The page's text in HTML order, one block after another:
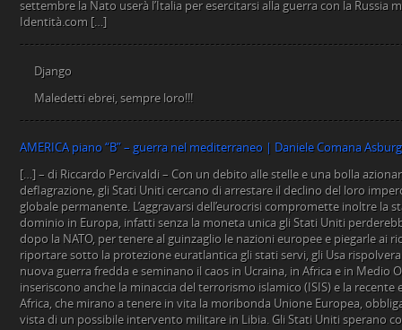
Django
Maledetti ebrei, sempre loro!!!
AMERICA piano “B” – guerra nel mediterraneo | Daniele Comana
[…] – di Riccardo Percivaldi – Con un debito alle stelle e una bolla azionaria in imminente fase di deflagrazione, gli Stati Uniti cercano di arrestare il declino del loro impero alimentando una guerra globale permanente. L’aggravarsi dell’eurocrisi compromette inoltre la stabilità del loro sistema di dominio in Europa, infatti senza la moneta unica gli Stati Uniti perderebbero lo strumento principale, dopo la NATO, per tenere al guinzaglio le nazioni europee e piegarle ai ricatti di Washington. Per riportare sotto la protezione euratlantica gli stati servi, gli Usa rispolverano quindi il fantasma di una nuova guerra fredda e seminano il caos in Ucraina, in Africa e in Medio Oriente. In questo contesto si inseriscono anche la minaccia del terrorismo islamico (ISIS) e la recente emergenza sbarchi dal Nord Africa, che mirano a tenere in vita la moribonda Unione Europea, obbligando i governi a cooperare in vista di un possibile intervento militare in Libia. Gli Stati Uniti sperano così di rinserrare i ranghi dell’alleanza atlantica, presupposto indispensabile per uno scontro decisivo contro la Russia. *** Nonostante i recenti accordi tra il governo ellenico e la Troika, tutti sanno che la Grecia è già fuori dall’euro. Da almeno un anno i grandi istituti bancari preparano piani di fuga dall’eurozona da utilizzare nei casi di emergenza, con analisi ben dettagliate che valutano tutti gli scenari possibili. Il referendum indetto dal governo di Atene per chiedere ai greci di decidere sul futuro della moneta unica, assume così il sapore di una beffa, utile soltanto a far ricadere sul popolo la responsabilità di una decisione scontata e inevitabile. Di una cosa possiamo esser certi: indipendentemente dalla dipartita greca, l’usurocrazia euratlantica di Bruxelles non si farà cogliere impreparata. Gli americani, che grazie alla trappola dell’euro sono riusciti a imbrigliare a livello politico ed economico le nazioni del vecchio continente, sottraendo sovranità agli stati e rendendo de facto l’Europa una semplice zona di libero scambio funzionante grazie a meccanismi decisionali tecnocratici e intergovernativi, non permetteranno mai che l’implosione dell’Eurozona faccia crollare di colpo il castello di carta su cui si basa il loro sistema coloniale di sfruttamento e di dominio. Uno dei pilastri dell’impero americano è infatti la sudditanza economica dei paesi dominati, ottenuta mandandoli sull’orlo della bancarotta per mezzo dell’eccessivo indebitamento. È la politica della Shock economy, applicata per trent’anni ai paesi di mezzo mondo, ed introdotta anche in Europa sull’ondata neoliberista che ha portato, grazie alla complicità delle élites integrate nella finanza transnazionale e nei gangli del sistema imperialistico pilotato dagli Stati Uniti, all’adozione prima dello SME e poi dell’euro, che nei fatti traducono a livello intra-europeo lo stesso squilibrio sistemico tra centro e periferia sussistente tra le economie avanzate imperialiste e quelle dei paesi in via di sviluppo. Con questa trappola gli americani hanno potuto distruggere anche le economie produttive dei paesi avanzati, sfruttando gli squilibri all’interno dell’Eurozona per spaccare l’Europa in paesi in surplus e paesi in deficit, cosicché gli uni s’indebitassero e gli altri si accollassero i debiti dei paesi in difficoltà, rendendo entrambi vittime dei ricatti delle oligarchie capitalistiche di Londra e Wall Street. Qualora l’euro fosse soppiantato, non potendo più contare sulla schiavitù del debito e sulla dipendenza monetaria, agli Stati Uniti non rimarrebbe che un’unica soluzione per continuare ad esercitare il ruolo egemonico con cui si sono finora assicurati il predominio sul continente, ed impedire che un’Europa di nazioni di nuovo libere e sovrane si saldi alla Russia e passi ad una politica di cooperazione eurasiatica, vale a dire provocare una guerra in grande stile per costringere i governi a sottomettersi alla protezione della Nato e per tenere in vita l’Unione Europea che altrimenti senza l’euro perderebbe ogni ragion d’essere. Di conseguenza gli americani sguinzagliano i mercenari dell’ISIS e scaricano migliaia di clandestini sulle nostre coste: è la nuova strategia della tensione per portarci all’esasperazione e obbligarci ad agire secondo i loro desiderata, in coerenza con la linea politica usata a partire dal conflitto in Ucraina, le sanzioni anti-russe e gli sforzi per far approvare il TTIP, che mirano tutti a creare una linea di demarcazione tra est e ovest e tenere l’Europa in orbita angloamericana. *** Come abbiamo dimostrato in precedenza i sedicenti “profughi” non partono di loro spontanea volontà, ma vengono catturati e costretti con la forza ad imbarcarsi. Si dicono vittime di sistematiche retate da parte di presunti poliziotti libici in combutta con i trafficanti per essere mandati in Italia. A due inviati di Le Monde hanno confessato: «Le autorità ci accusano di voler partire per l’acqua, ma è falso. C’è chi viene preso in casa, negli appartamenti, altri sono presi per strada; come me, io sono stato preso per strada». «I veri traghettatori sono loro», spiega un compagno. «Dicono agli europei che ci hanno catturato in mare ma è falso! Ci stanno vendendo. Sono loro che gestiscono la prigione e organizzano le partenze per andare in Italia … Quando arrivate voi giornalisti, fanno finta, è organizzato». [1] La rivista Les Observateurs ha poi pubblicato un servizio in cui accusa “L’organisation internationale pour les migrations”, un ente intergovernativo legato alle Nazioni Unite, con a capo l’ambasciatore americano Willliam Lacy Swing, di essere la centrale operativa che intercetta gli africani sub-sahariani per spedirceli. [2] Da notare anche che gli sbarchi partono dalla Tripolitania, dove si è insediata la banda islamista di Alba Libica sostenuta dai Fratelli Musulmani e legata a Stati Uniti, Regno Unito, Qatar e Turchia da cui riceve i finanziamenti, che combatte sia il legittimo governo di al-Thani, che l’esercito di Haftar. [3] Il trucco però sembra funzionare e grazie al pretesto di combattere la pirateria scafista l’intervento militare forse si farà. In effetti è già tutto pronto e il 18 maggio scorso il piano è stato formalmente approvato dai rappresentanti di tutti i 28 paesi aderenti all’Unione Europea. «WikiLeaks rende pubblico il Documento nr. 1 dal titolo “Consigli del Comitato Militare sul Progetto CMC ossia Concetto di Gestione della Crisi per una possibile operazione PSDC per smantellare le reti di traffico di esseri umani nel sud del Mediterraneo centrale». «Il Piano classificato dell’UE, è stato approvato dai capi di difesa stati membri dell’Unione Europea, per un anno (almeno) prevede un’operazione militare contro le reti e le infrastrutture di trasporto dei rifugiati del Mediterraneo, tra cui la distruzione di barche ormeggiate e le operazioni all’interno dei confini territoriali della Libia. Il documento è significativo. Stabilisce l’obiettivo dei Capi della Difesa dell’UE: schierare la forza militare contro le infrastrutture civili in Libia per fermare i flussi di rifugiati. Dati i precedenti attacchi sulla Libia da parte di diversi membri europei della NATO e le riserve accertate di petrolio della Libia, il piano può portare ad ulteriore coinvolgimento militare in Libia. Formalmente, il documento è stato approvato dal Consiglio militare del Comitato Militare dell’Unione Europea (EUMC), dal Comitato Politico e di Sicurezza (CPS)». [4] Inoltre: «Secondo